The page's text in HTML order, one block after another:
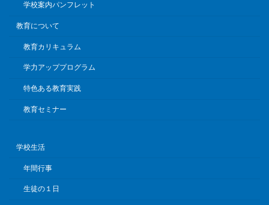
学校案内パンフレット
教育について
教育カリキュラム
学力アッププログラム
特色ある教育実践
教育セミナー
学校生活
年間行事
生徒の１日